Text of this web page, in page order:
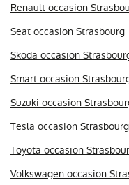
Renault occasion
Seat occasion Strasbourg
Skoda occasion
Smart occasion
Suzuki occasion
Tesla occasion Strasbourg
Toyota occasion
Volkswagen occasion